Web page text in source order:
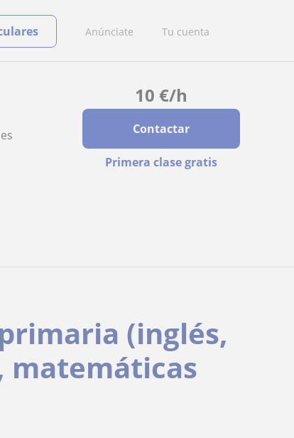
Anúnciate Tu cuenta
10 €/h
Contactar
Primera clase gratis
(inglés,
matemáticas